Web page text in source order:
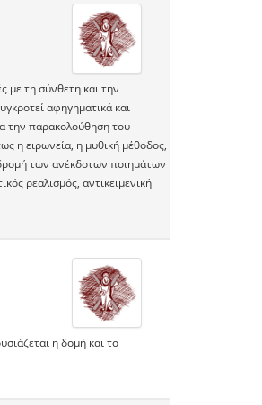
με τη σύνθετη και την
αφηγηματικά και
την παρακολούθηση του
η ειρωνεία, η μυθική μέθοδος,
των ανέκδοτων ποιημάτων
ρεαλισμός, αντικειμενική
η δομή και το